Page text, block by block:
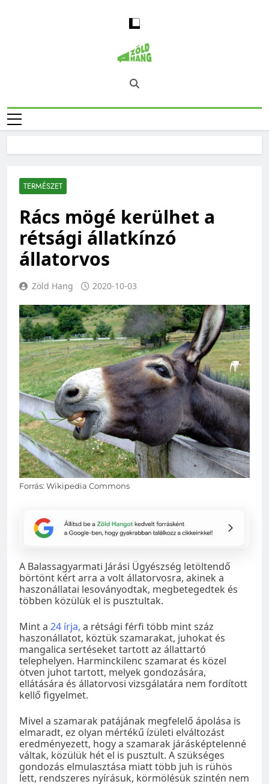
Magyarország
Zöld Hangja
Zöld Hang – Természet, Klímaváltozás,
Fenntarthatóság, Jövő
TERMÉSZET
Rács mögé kerülhet a
rétsági állatkínzó
állatorvos
Zöld Hang 2020-10-03
Forrás: Wikipedia Commons
A Balassagyarmati Járási Ügyészség letöltendő
börtönt kért arra a volt állatorvosra, akinek a
haszonállatai lesoványodtak, megbetegedtek és
többen közülük el is pusztultak.
Mint a 24 írja, a rétsági férfi több mint száz
haszonállatot, köztük szamarakat, juhokat és
mangalica sertéseket tartott az állattartó
telephelyen. Harminckilenc szamarat és közel
ötven juhot tartott, melyek gondozására,
ellátására és állatorvosi vizsgálatára nem fordított
kellő figyelmet.
Mivel a szamarak patájának megfelelő ápolása is
elmaradt, ez olyan mértékű ízületi elváltozást
eredményezett, hogy a szamarak járásképtelenné
váltak, közülük hét el is pusztult. A szükséges
gondozás elmulasztása miatt több juh is rühös
lett, rendszeres nyírásuk, körmölésük szintén nem